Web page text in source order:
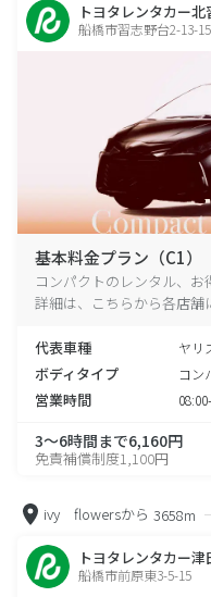
トヨタレンタカー北
船橋市習志野台2-13-15
基本料金プラン（C1）
コンパクトのレンタル、
詳細は、こちらから各店舗
代表車種 ヤリ
ボディタイプ コン
営業時間
3～6時間まで6,160円
免責補償制度1,100円
ivy flowersから 3658m
トヨタレンタカー津
船橋市前原東3-5-15